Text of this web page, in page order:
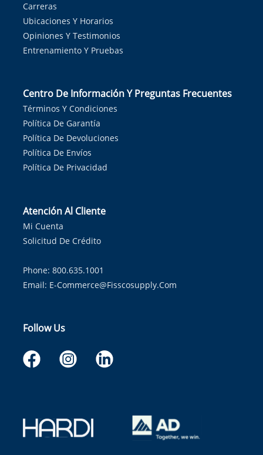
Carreras
Ubicaciones Y Horarios
Opiniones Y Testimonios
Entrenamiento Y Pruebas
Centro De Información Y Preguntas Frecuentes
Términos Y Condiciones
Política De Garantía
Política De Devoluciones
Política De Envíos
Política De Privacidad
Atención Al Cliente
Mi Cuenta
Solicitud De Crédito
Phone: 800.635.1001
Email: E-Commerce@fisscosupply.com
Follow Us